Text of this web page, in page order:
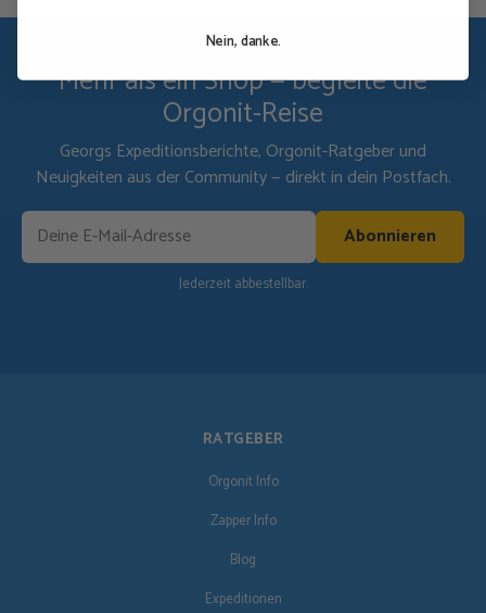
Mehr als ein Shop — begleite die
Orgonit-Reise
Georgs Expeditionsberichte, Orgonit-Ratgeber und
Neuigkeiten aus der Community — direkt in dein Postfach.
Abonnieren
Jederzeit abbestellbar.
RATGEBER
Orgonit Info
Zapper Info
Blog
Expeditionen
Nein, danke.